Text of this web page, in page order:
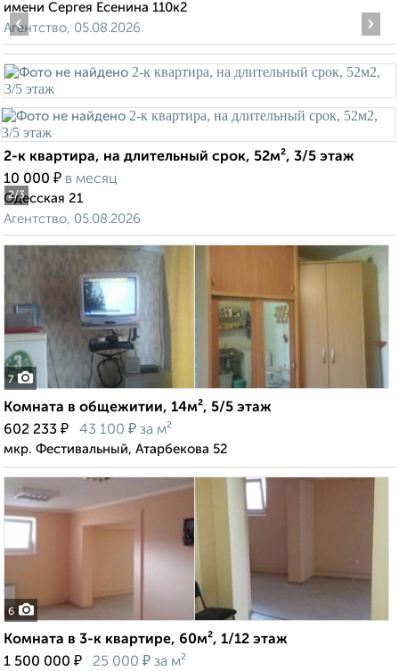
имени Сергея Есенина 110к2
Агентство, 05.08.2026
2/3
‹ ›
2-к квартира, на длительный срок, 52м², 3/5 этаж
10 000 ₽ в месяц
Одесская 21
Агентство, 05.08.2026
7
Комната в общежитии, 14м², 5/5 этаж
602 233 ₽ 43 100 ₽ за м²
мкр. Фестивальный, Атарбекова 52
6
Комната в 3-к квартире, 60м², 1/12 этаж
1 500 000 ₽ 25 000 ₽ за м²